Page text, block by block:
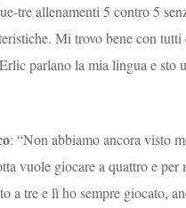
tre allenamenti 5 contro 5
Mi trovo bene con tutti
parlano la mia lingua e sto
: “Non abbiamo ancora visto
vuole giocare a quattro e per
a tre e lì ho sempre giocato,